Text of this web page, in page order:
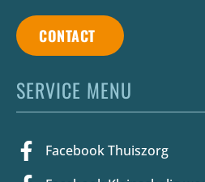
CONTACT
SERVICE MENU
Facebook Thuiszorg